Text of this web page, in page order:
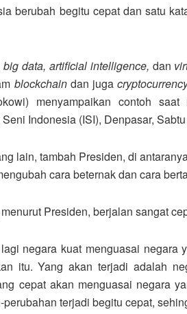
berubah begitu cepat dan satu
data, artificial intelligence, dan
blockchaindan juga
menyampaikan contoh
Indonesia (ISI), Denpasar,
lain, tambah Presiden, di
cara beternak dan cara
Presiden, berjalan sangat
negara kuat menguasai
itu. Yang akan terjadi adalah
cepat akan menguasai negara
terjadi begitu cepat,